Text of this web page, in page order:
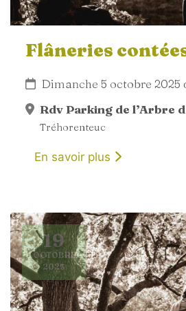
Flâneries
Dimanche 5 octobre 2025
Rdv Parking de l’Arbre
Tréhorenteuc
En savoir plus
19
OCTOBRE
2025